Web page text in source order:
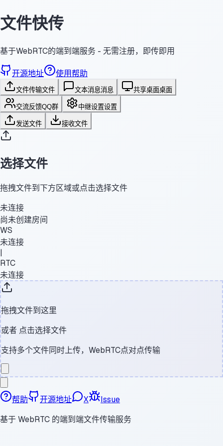
文件快传
基于WebRTC的端到端服务 - 无需注册，即传即用
开源地址 使用帮助
文件传输文件 文本消息消息 共享桌面桌面
交流反馈QQ群 中继设置设置
发送文件 接收文件
选择文件
拖拽文件到下方区域或点击选择文件
未连接
尚未创建房间
WS
未连接
|
RTC
未连接
拖拽文件到这里
或者 点击选择文件
支持多个文件同时上传，WebRTC点对点传输
帮助 开源地址 X
Issue
基于 WebRTC 的端到端文件传输服务